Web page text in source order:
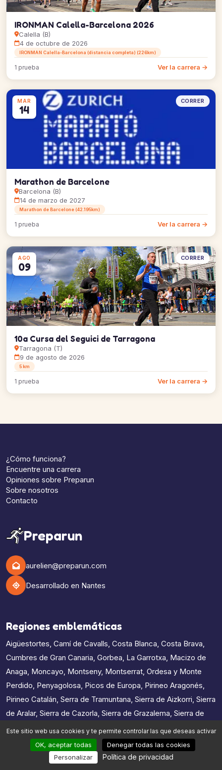
IRONMAN Calella-Barcelona 2026
Calella (B)
4 de octubre de 2026
IRONMAN Calella-Barcelona (distancia completa) (226km)
1 prueba Ver la carrera →
MAR
14
CORRER
Marathon de Barcelone
Barcelona (B)
14 de marzo de 2027
Marathon de Barcelone (42.195km)
1 prueba Ver la carrera →
AGO
09
CORRER
10a Cursa del Seguici de Tarragona
Tarragona (T)
9 de agosto de 2026
5 km
1 prueba Ver la carrera →
¿Cómo funciona?
Encuentre una carrera
Opiniones sobre Preparun
Sobre nosotros
Contacto
Preparun
aurelien@preparun.com
Desarrollado en Nantes
Regiones emblemáticas
Aigüestortes, Camí de Cavalls, Costa Blanca, Costa Brava,
Cumbres de Gran Canaria, Gorbea, La Garrotxa, Macizo de
Anaga, Moncayo, Montseny, Montserrat, Ordesa y Monte
Perdido, Penyagolosa, Picos de Europa, Pirineo Aragonés,
Pirineo Catalán, Serra de Tramuntana, Sierra de Aizkorri, Sierra
de Aralar, Sierra de Cazorla, Sierra de Grazalema, Sierra de
Gredos
Sierra de Guadarrama Sierra de Guara
Sierra de las
,Sierra de Urbión,Sierra Nevada,Somiedo,Teide
Valle de Benasque
Este sitio web usa cookies y te permite controlar las que deseas activar
OK, aceptar todas
Denegar todas las cookies
Personalizar
Política de privacidad